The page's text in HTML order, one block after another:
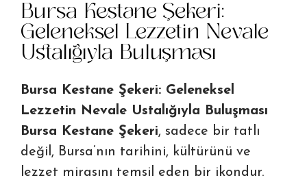
Bursa Kestane Şekeri:
Geleneksel Lezzetin Nevale
Ustalığıyla Buluşması
Bursa Kestane Şekeri: Geleneksel
Lezzetin Nevale Ustalığıyla Buluşması
Bursa Kestane Şekeri, sadece bir tatlı
değil, Bursa’nın tarihini, kültürünü ve
lezzet mirasını temsil eden bir ikondur.